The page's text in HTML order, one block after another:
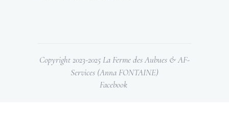
Copyright 2023-2025 La Ferme des Aubues & AF-
Services (Anna FONTAINE)
Facebook